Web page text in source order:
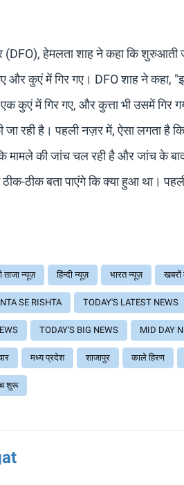
हेमलता शाह ने कहा कि शुरुआती
और कुएं में गिर गए। DFO शाह ने कहा,
कुएं में गिर गए, और कुत्ता भी उसमें गिर
रही है। पहली नज़र में, ऐसा लगता है कि
मामले की जांच चल रही है और जांच के
ठीक-ठीक बता पाएंगे कि क्या हुआ था।
न्यूज़ हिंन्दी न्यूज़ भारत न्यूज़ खबरों
SE RISHTA TODAY'S LATEST NEWS
TODAY'S BIG NEWS MID DAY
मध्य प्रदेश शाजापुर काले हिरण
शुरू